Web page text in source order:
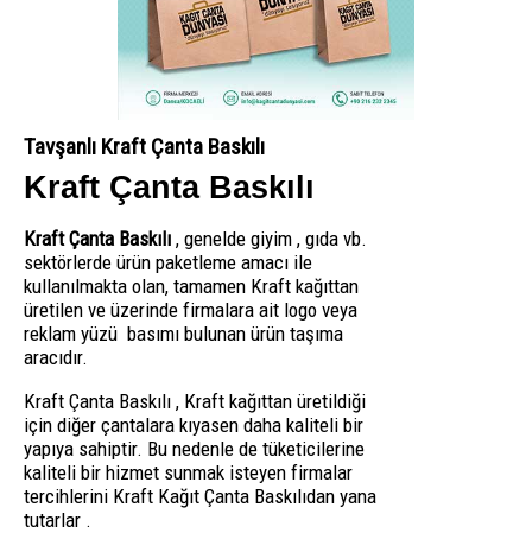
Tavşanlı Kraft Çanta Baskılı
Kraft Çanta Baskılı
Kraft Çanta Baskılı , genelde giyim , gıda vb.
sektörlerde ürün paketleme amacı ile
kullanılmakta olan, tamamen Kraft kağıttan
üretilen ve üzerinde firmalara ait logo veya
reklam yüzü basımı bulunan ürün taşıma
aracıdır.
Kraft Çanta Baskılı , Kraft kağıttan üretildiği
için diğer çantalara kıyasen daha kaliteli bir
yapıya sahiptir. Bu nedenle de tüketicilerine
kaliteli bir hizmet sunmak isteyen firmalar
tercihlerini Kraft Kağıt Çanta Baskılıdan yana
tutarlar .